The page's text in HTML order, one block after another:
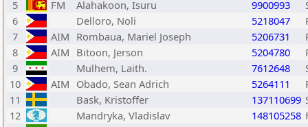
5
FM Alahakoon, Isuru 9900993
6
Delloro, Noli 5218047
7
AIM Rombaua, Mariel Joseph 5206731
8
AIM Bitoon, Jerson 5204780
9
Mulhem, Laith. 7612648
10
AIM Obado, Sean Adrich 5264111
11
Bask, Kristoffer 137110699
12
Mandryka, Vladislav 148105258